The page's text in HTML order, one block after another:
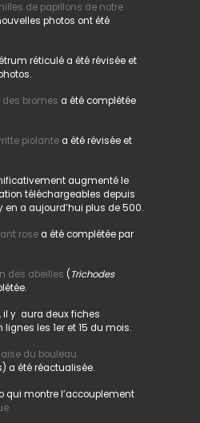
de papillons de notre
photos ont été
réticulé a été révisée et
bromes a été complétée
piolantea été révisée et
augmenté le
téléchargeables depuis
en a aujourd’hui plus de 500.
rosea été complétée par
des abeilles (Trichodes
il y aura deux fiches
les 1er et 15 du mois.
du bouleau
a été réactualisée.
qui montre l’accouplement